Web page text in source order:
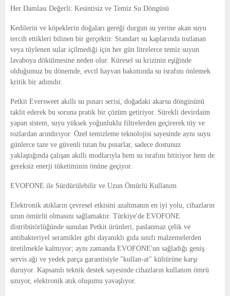
Her Damlası Değerli: Kesintisiz ve Temiz Su Döngüsü
Kedilerin ve köpeklerin doğaları gereği durgun su yerine akan suyu
tercih ettikleri bilinen bir gerçektir. Standart su kaplarında tozlanan
veya tüylenen sular içilmediği için her gün litrelerce temiz suyun
lavaboya dökülmesine neden olur. Küresel su krizinin eşiğinde
olduğumuz bu dönemde, evcil hayvan bakımında su israfını önlemek
kritik bir adımdır.
Petkit Eversweet akıllı su pınarı serisi, doğadaki akarsu döngüsünü
taklit ederek bu soruna pratik bir çözüm getiriyor. Sürekli devirdaim
yapan sistem, suyu yüksek yoğunluklu filtrelerden geçirerek tüy ve
tozlardan arındırıyor. Özel temizleme teknolojisi sayesinde aynı suyu
günlerce taze ve güvenli tutan bu pınarlar, sadece dostunuz
yaklaştığında çalışan akıllı modlarıyla hem su israfını bitiriyor hem de
gereksiz enerji tüketiminin önüne geçiyor.
EVOFONE ile Sürdürülebilir ve Uzun Ömürlü Kullanım
Elektronik atıkların çevresel etkisini azaltmanın en iyi yolu, cihazların
uzun ömürlü olmasını sağlamaktır. Türkiye'de EVOFONE
distribütörlüğünde sunulan Petkit ürünleri, paslanmaz çelik ve
antibakteriyel seramikler gibi dayanıklı gıda sınıfı malzemelerden
üretilmekle kalmıyor; aynı zamanda EVOFONE'un sağladığı geniş
servis ağı ve yedek parça garantisiyle "kullan-at" kültürüne karşı
duruyor. Kapsamlı teknik destek sayesinde cihazların kullanım ömrü
uzuyor, elektronik atık oluşumu yavaşlıyor.